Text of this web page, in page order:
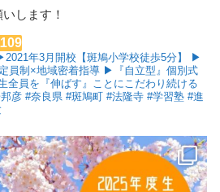
します！
年3月開校【斑鳩小学校徒歩5分】
▶︎
員制×地域密着指導 ▶︎『自立型』個別式
全員を『伸ばす』ことにこだわり続ける
彦 #奈良県 #斑鳩町 #法隆寺 #学習塾 #進